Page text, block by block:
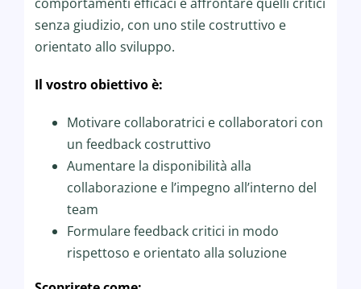
comportamenti efficaci e affrontare quelli critici
senza giudizio, con uno stile costruttivo e
orientato allo sviluppo.
Il vostro obiettivo è:
Motivare collaboratrici e collaboratori con
un feedback costruttivo
Aumentare la disponibilità alla
collaborazione e l’impegno all’interno del
team
Formulare feedback critici in modo
rispettoso e orientato alla soluzione